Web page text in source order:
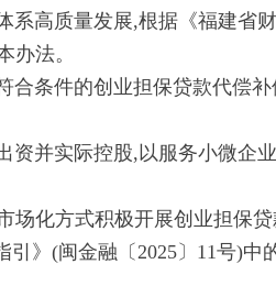
高质量发展,根据《福建省
办法。
条件的创业担保贷款代偿补
并实际控股,以服务小微企
化方式积极开展创业担保贷
》(闽金融〔2025〕11号)中